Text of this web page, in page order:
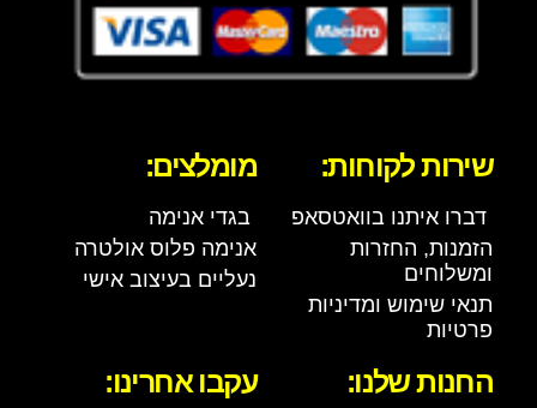
שירות לקוחות:
דברו איתנו בוואטסאפ
הזמנות, החזרות
ומשלוחים
תנאי שימוש ומדיניות
פרטיות
מומלצים:
בגדי אנימה
אנימה פלוס אולטרה
נעליים בעיצוב אישי
החנות שלנו: עקבו אחרינו: